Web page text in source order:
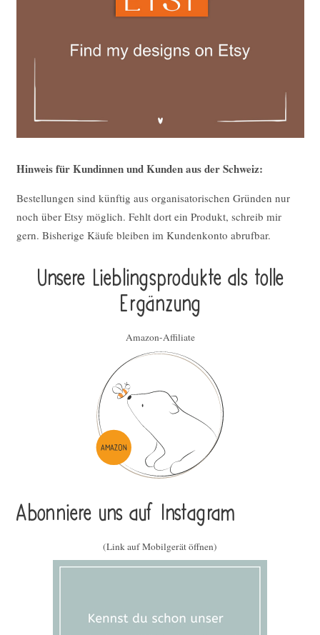
Hinweis für Kundinnen und Kunden aus der Schweiz:
Bestellungen sind künftig aus organisatorischen Gründen nur
noch über Etsy möglich. Fehlt dort ein Produkt, schreib mir
gern. Bisherige Käufe bleiben im Kundenkonto abrufbar.
Unsere Lieblings­pro­duk­te als tolle
Ergän­zung
Amazon-Affiliate
Abonniere uns auf Instagram
(Link auf Mobilgerät öffnen)